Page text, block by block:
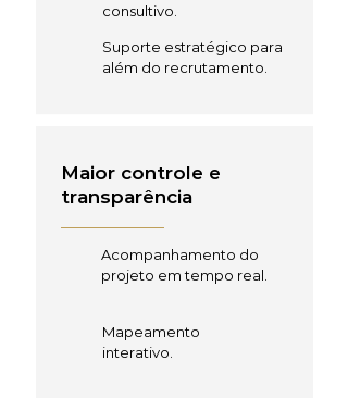
consultivo.
Suporte estratégico para
além do recrutamento.
Maior controle e
transparência
Acompanhamento do
projeto em tempo real.
Mapeamento
interativo.